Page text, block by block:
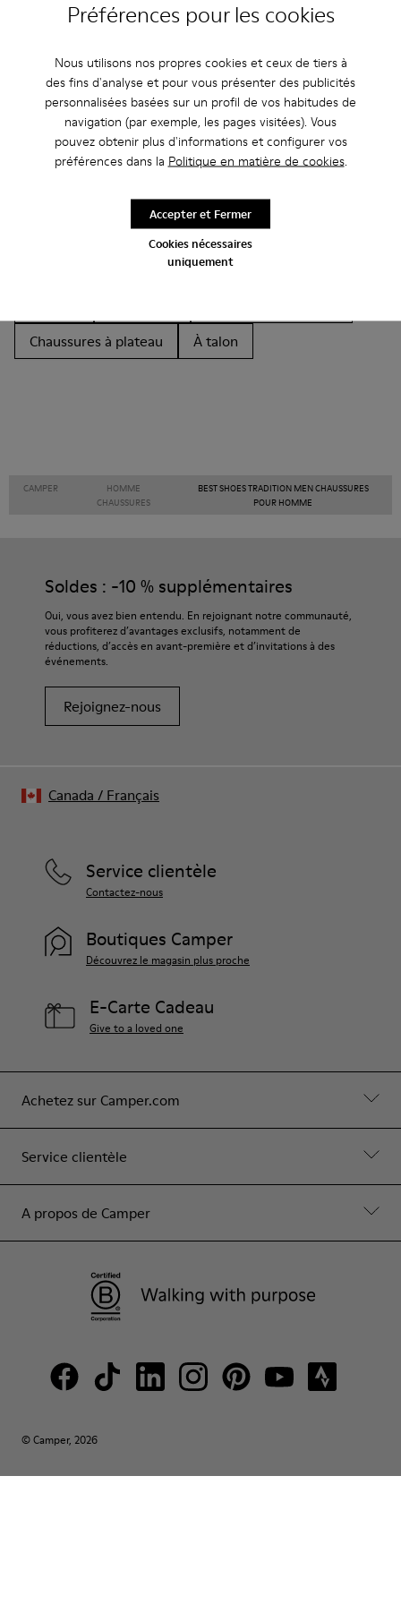
Préférences pour les cookies
Nous utilisons nos propres cookies et ceux de tiers à
des fins d'analyse et pour vous présenter des publicités
personnalisées basées sur un profil de vos habitudes de
navigation (par exemple, les pages visitées). Vous
pouvez obtenir plus d'informations et configurer vos
préférences dans la Politique en matière de cookies.
Cookies nécessaires
uniquement
Accepter et Fermer
Autres Catégories
Non Leather
Ballerines
Chaussures à lacets
Mocassins
Chaussures casual
Chaussures à plateau
À talon
CAMPER
HOMME
CHAUSSURES
BEST SHOES TRADITION MEN CHAUSSURES
POUR HOMME
Soldes : -10 % supplémentaires
Oui, vous avez bien entendu. En rejoignant notre communauté,
vous profiterez d’avantages exclusifs, notamment de
réductions, d’accès en avant-première et d’invitations à des
événements.
Rejoignez-nous
Achetez sur Camper.com
Service clientèle
A propos de Camper
Service clientèle
Contactez-nous
Boutiques Camper
Découvrez le magasin plus proche
E-Carte Cadeau
Give to a loved one
© Camper, 2026
Canada / Français